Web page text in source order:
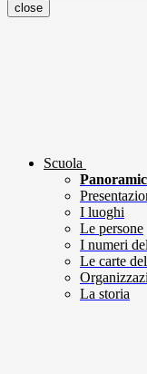
close
Scuola
I luoghi
Le persone
I numeri
Le carte
La storia